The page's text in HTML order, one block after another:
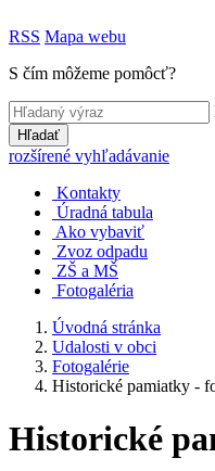
RSS Mapa webu
S čím môžeme pomôcť?
Hľadať
rozšírené vyhľadávanie
Kontakty
Úradná tabula
Ako vybaviť
Zvoz odpadu
ZŠ a MŠ
Fotogaléria
Úvodná stránka
Udalosti v obci
Fotogalérie
Historické pamiatky -
Historické